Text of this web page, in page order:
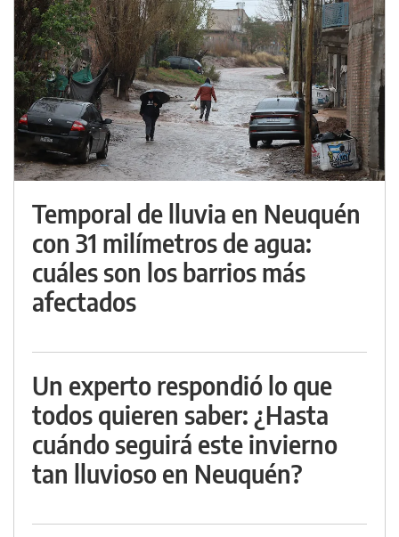
Temporal de lluvia en Neuquén
con 31 milímetros de agua:
cuáles son los barrios más
afectados
Un experto respondió lo que
todos quieren saber: ¿Hasta
cuándo seguirá este invierno
tan lluvioso en Neuquén?